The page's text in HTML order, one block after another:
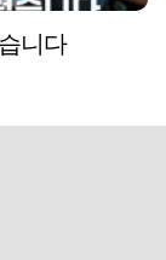
니다